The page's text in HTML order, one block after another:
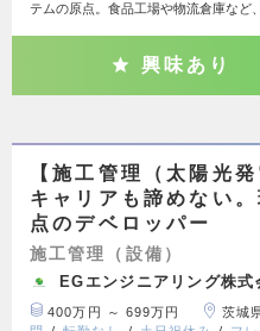
テムの原点。食品工場や物流倉庫など
興味あり
【施工管理（太陽光
キャリアも諦めない
点のデベロッパー
施工管理（設備）
EGエンジニアリング株式
400万円 ～ 699万円 茨城